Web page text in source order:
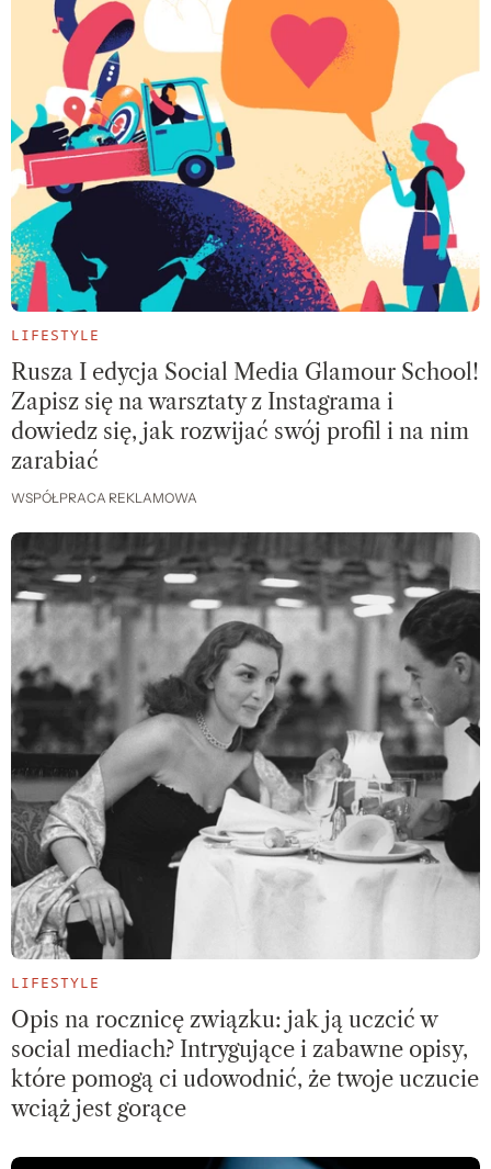
LIFESTYLE
Rusza I edycja Social Media Glamour School!
Zapisz się na warsztaty z Instagrama i
dowiedz się, jak rozwijać swój profil i na nim
zarabiać
WSPÓŁPRACA REKLAMOWA
LIFESTYLE
Opis na rocznicę związku: jak ją uczcić w
social mediach? Intrygujące i zabawne opisy,
które pomogą ci udowodnić, że twoje uczucie
wciąż jest gorące